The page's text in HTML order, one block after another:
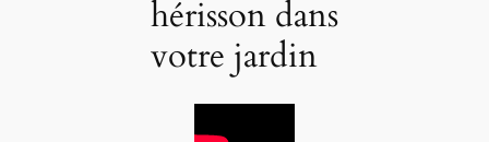
hérisson dans
votre jardin